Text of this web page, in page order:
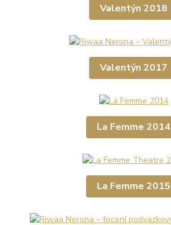
Valentýn 2018
Valentýn 2017
La Femme 2014
La Femme 2015